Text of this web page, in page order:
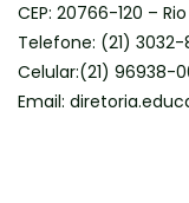
CEP: 20766-120 –
Telefone: (21) 3032-
Celular:(21) 96938-
Email: